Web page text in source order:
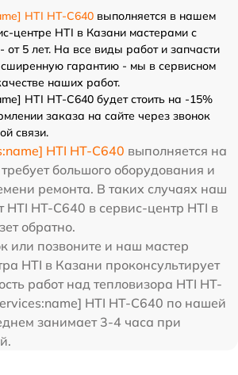
HTI HT-C640 выполняется в нашем
центре HTI в Казани мастерами с
5 лет. На все виды работ и запчасти
гарантию - мы в сервисном
наших работ.
HTI HT-C640 будет стоить на -15%
заказа на сайте через звонок
связи.
HTI HT-C640 выполняется на
большого оборудования и
ремонта. В таких случаях наш
HTI HT-C640 в сервис-центр HTI в
обратно.
или позвоните и наш мастер
HTI в Казани проконсультирует
работ над тепловизора HTI HT-
HTI HT-C640 по нашей
занимает 3-4 часа при